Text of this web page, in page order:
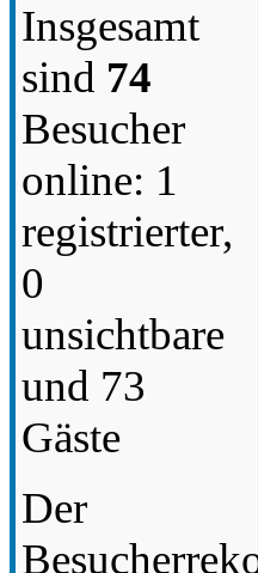
Insgesamt
sind 74
Besucher
online: 1
registrierter,
0
unsichtbare
und 73
Gäste
Der